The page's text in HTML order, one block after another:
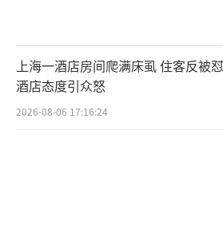
上海一酒店房间爬满床虱 住客反被怼
酒店态度引众怒
2026-08-06 17:16:24